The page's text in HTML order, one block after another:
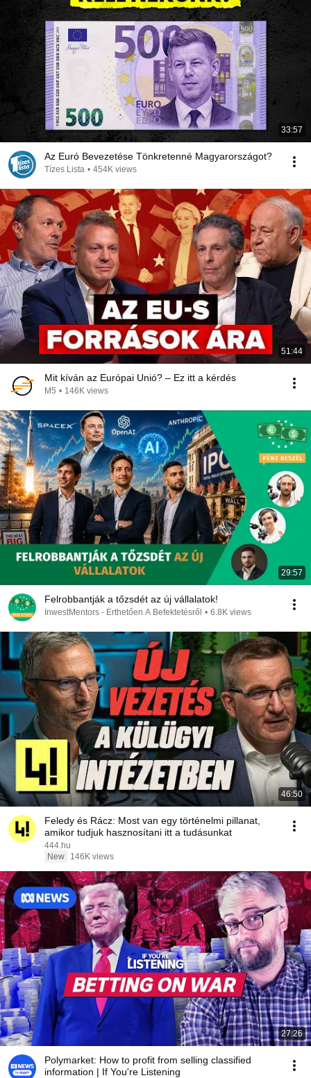
33:57
Az Euró Bevezetése Tönkretenné Magyarországot?
Tízes Lista • 454K views
51:44
Mit kíván az Európai Unió? – Ez itt a kérdés
M5 • 146K views
29:57
Felrobbantják a tőzsdét az új vállalatok!
InwestMentors - Érthetően A Befektetésről • 6.8K views
46:50
Feledy és Rácz: Most van egy történelmi pillanat,
amikor tudjuk hasznosítani itt a tudásunkat
444.hu
New
146K views
27:26
Polymarket: How to profit from selling classified
information | If You're Listening